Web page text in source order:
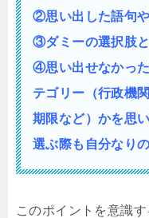
②思い出した語句
③ダミーの選択肢
④思い出せなかっ
テゴリー（行政機
期限など）かを思
選ぶ際も自分なり
このポイントを意識